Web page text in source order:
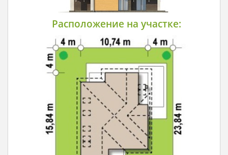
Расположение на участке: